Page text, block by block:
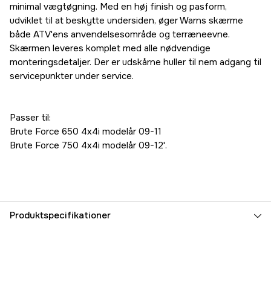
minimal vægtøgning. Med en høj finish og pasform,
udviklet til at beskytte undersiden, øger Warns skærme
både ATV'ens anvendelsesområde og terræneevne.
Skærmen leveres komplet med alle nødvendige
monteringsdetaljer. Der er udskårne huller til nem adgang til
servicepunkter under service.
Passer til:
Brute Force 650 4x4i modelår 09-11
Brute Force 750 4x4i modelår 09-12'.
Produktspecifikationer